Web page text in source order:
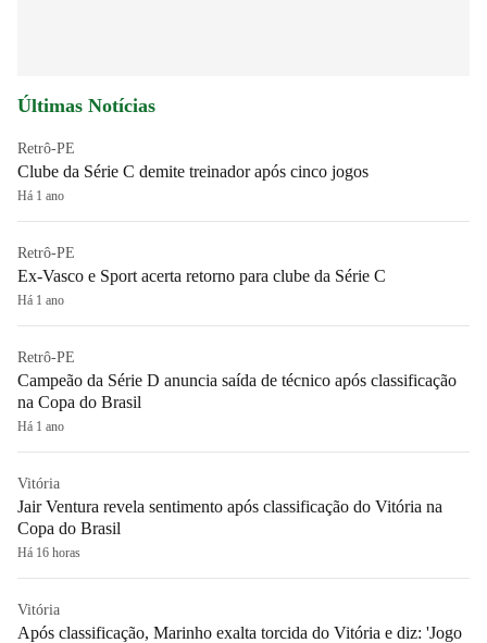
Últimas Notícias
Retrô-PE
Clube da Série C demite treinador após cinco jogos
Há 1 ano
Retrô-PE
Ex-Vasco e Sport acerta retorno para clube da Série C
Há 1 ano
Retrô-PE
Campeão da Série D anuncia saída de técnico após classificação
na Copa do Brasil
Há 1 ano
Vitória
Jair Ventura revela sentimento após classificação do Vitória na
Copa do Brasil
Há 16 horas
Vitória
Após classificação, Marinho exalta torcida do Vitória e diz: 'Jogo